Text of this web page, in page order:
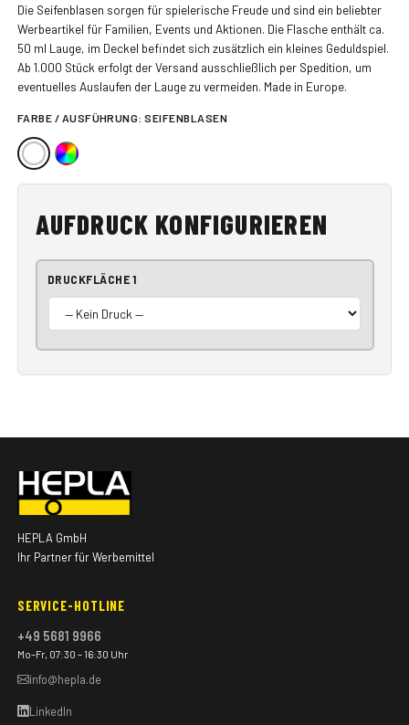
Die Seifenblasen sorgen für spielerische Freude und sind ein beliebter
Werbeartikel für Familien, Events und Aktionen. Die Flasche enthält ca.
50 ml Lauge, im Deckel befindet sich zusätzlich ein kleines Geduldspiel.
Ab 1.000 Stück erfolgt der Versand ausschließlich per Spedition, um
eventuelles Auslaufen der Lauge zu vermeiden. Made in Europe.
FARBE / AUSFÜHRUNG:SEIFENBLASEN
AUFDRUCK KONFIGURIEREN
DRUCKFLÄCHE 1
HEPLA GmbH
Ihr Partner für Werbemittel
SERVICE-HOTLINE
+49 5681 9966
Mo–Fr, 07:30 – 16:30 Uhr
info@hepla.de
LinkedIn